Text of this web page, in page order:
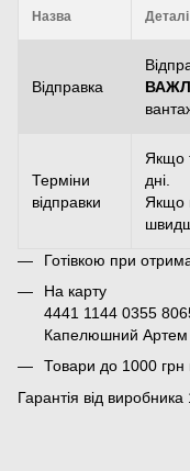
Назва Деталі
Відправка
Терміни
відправки
Якщо
дні.
Якщо
Готівкою при
На карту
4441 1144 0355
Капелюшний Артем
Товари до 1000 грн
Гарантія від виробника